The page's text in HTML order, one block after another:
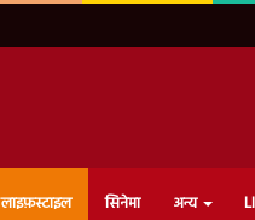
लाइफ़स्टाइल सिनेमा अन्य